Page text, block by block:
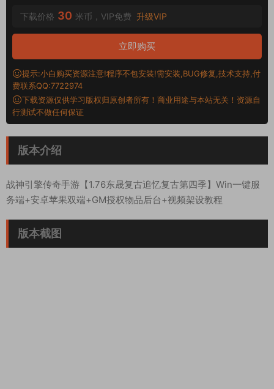
下载价格 30 米币，VIP免费 升级VIP
立即购买
提示:小白购买资源注意!程序不包安装!需安装,BUG修复,技术支持,付
费联系QQ:7722974
下载资源仅供学习版权归原创者所有！商业用途与本站无关！资源自
行测试不做任何保证
版本介绍
战神引擎传奇手游【1.76东晟复古追忆复古第四季】Win一键服
务端+安卓苹果双端+GM授权物品后台+视频架设教程
版本截图